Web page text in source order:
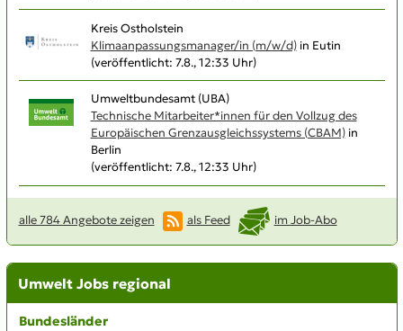
Kreis Ostholstein
Klimaanpassungsmanager/in (m/w/d)in Eutin
(veröffentlicht: 7.8., 12:33 Uhr)
Umweltbundesamt (UBA)
Technische Mitarbeiter*innen für den Vollzug des
Europäischen Grenzausgleichs­systems (CBAM)in
Berlin
(veröffentlicht: 7.8., 12:33 Uhr)
alle 784 Angebote zeigen als Feed im Job-Abo
Umwelt Jobs regional
Bundesländer